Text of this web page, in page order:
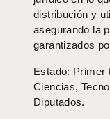
distribución y
asegurando la
garantizados
Estado: Primer
Ciencias,
Diputados.